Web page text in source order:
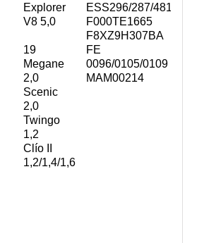
ESS296/287/481
F000TE1665
F8XZ9H307BA
FE
0096/0105/0109
MAM00214
Explorer
V8 5,0
19
Megane
2,0
Scenic
2,0
Twingo
1,2
Clío II
1,2/1,4/1,6